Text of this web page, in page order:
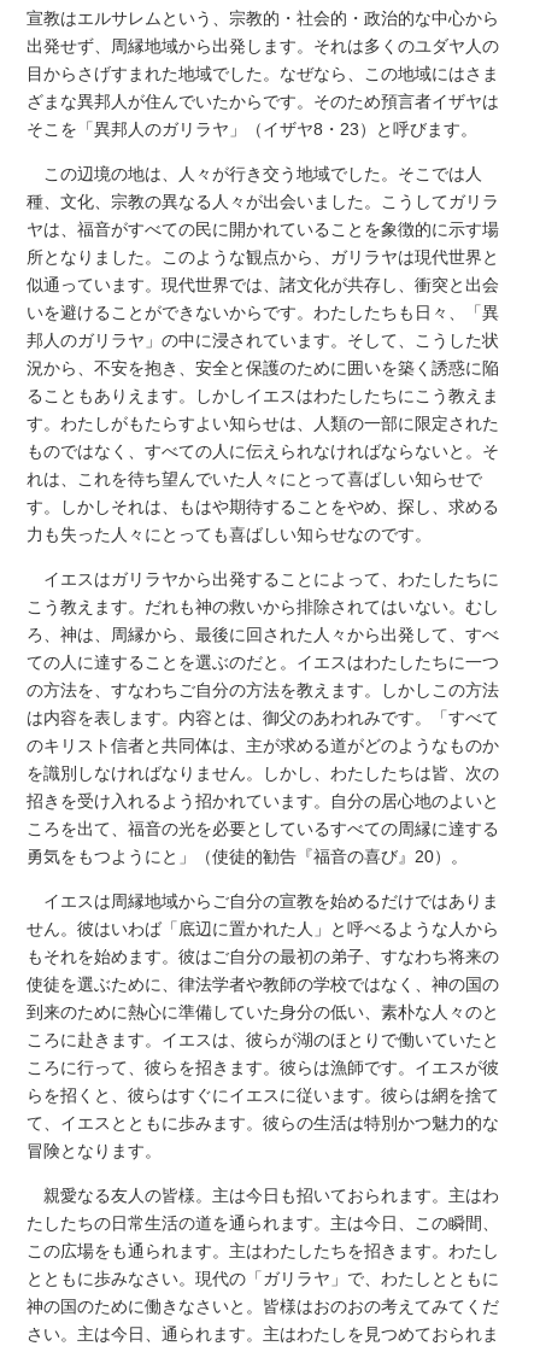
宣教はエルサレムという、宗教的・社会的・政治的な中心から
出発せず、周縁地域から出発します。それは多くのユダヤ人の
目からさげすまれた地域でした。なぜなら、この地域にはさま
ざまな異邦人が住んでいたからです。そのため預言者イザヤは
そこを「異邦人のガリラヤ」（イザヤ8・23）と呼びます。
この辺境の地は、人々が行き交う地域でした。そこでは人
種、文化、宗教の異なる人々が出会いました。こうしてガリラ
ヤは、福音がすべての民に開かれていることを象徴的に示す場
所となりました。このような観点から、ガリラヤは現代世界と
似通っています。現代世界では、諸文化が共存し、衝突と出会
いを避けることができないからです。わたしたちも日々、「異
邦人のガリラヤ」の中に浸されています。そして、こうした状
況から、不安を抱き、安全と保護のために囲いを築く誘惑に陥
ることもありえます。しかしイエスはわたしたちにこう教えま
す。わたしがもたらすよい知らせは、人類の一部に限定された
ものではなく、すべての人に伝えられなければならないと。そ
れは、これを待ち望んでいた人々にとって喜ばしい知らせで
す。しかしそれは、もはや期待することをやめ、探し、求める
力も失った人々にとっても喜ばしい知らせなのです。
イエスはガリラヤから出発することによって、わたしたちに
こう教えます。だれも神の救いから排除されてはいない。むし
ろ、神は、周縁から、最後に回された人々から出発して、すべ
ての人に達することを選ぶのだと。イエスはわたしたちに一つ
の方法を、すなわちご自分の方法を教えます。しかしこの方法
は内容を表します。内容とは、御父のあわれみです。「すべて
のキリスト信者と共同体は、主が求める道がどのようなものか
を識別しなければなりません。しかし、わたしたちは皆、次の
招きを受け入れるよう招かれています。自分の居心地のよいと
ころを出て、福音の光を必要としているすべての周縁に達する
勇気をもつようにと」（使徒的勧告『福音の喜び』20）。
イエスは周縁地域からご自分の宣教を始めるだけではありま
せん。彼はいわば「底辺に置かれた人」と呼べるような人から
もそれを始めます。彼はご自分の最初の弟子、すなわち将来の
使徒を選ぶために、律法学者や教師の学校ではなく、神の国の
到来のために熱心に準備していた身分の低い、素朴な人々のと
ころに赴きます。イエスは、彼らが湖のほとりで働いていたと
ころに行って、彼らを招きます。彼らは漁師です。イエスが彼
らを招くと、彼らはすぐにイエスに従います。彼らは網を捨て
て、イエスとともに歩みます。彼らの生活は特別かつ魅力的な
冒険となります。
親愛なる友人の皆様。主は今日も招いておられます。主はわ
たしたちの日常生活の道を通られます。主は今日、この瞬間、
この広場をも通られます。主はわたしたちを招きます。わたし
とともに歩みなさい。現代の「ガリラヤ」で、わたしとともに
神の国のために働きなさいと。皆様はおのおの考えてみてくだ
さい。主は今日、通られます。主はわたしを見つめておられま